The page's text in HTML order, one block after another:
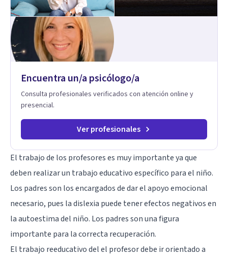
Encuentra un/a psicólogo/a
Consulta profesionales verificados con atención online y
presencial.
Ver profesionales
El trabajo de los profesores es muy importante ya que
deben realizar un trabajo educativo específico para el niño.
Los padres son los encargados de dar el apoyo emocional
necesario, pues la dislexia puede tener efectos negativos en
laautoestimadel niño. Los padres son una figura
importante para la correcta recuperación.
El trabajo reeducativo del el profesor debe ir orientado a